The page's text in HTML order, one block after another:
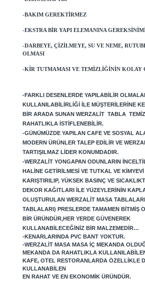
-BAKIM GEREKTIRMEZ
-EKSTRA BIR YAPI ELEMANINA
-DARBEYE, ÇIZILMEYE, SU VE NEME,
OLMASI
-KIR TUTMAMASI VE TEMIZLIĞININ KOLAY
-FARKLI DESENLERDE YAPILABILIR
KULLANILABILIRLIĞI ILE MÜŞTERILERINE
BIR ARADA SUNAN WERZALIT TABLA
RAHATLIKLA ISTIFLENEBILIR.
-GÜNÜMÜZDE YAPILAN CAFE VE SOSYAL
MODERN ÜRÜNLER TALEP EDILIR VE
TARTIŞILMAZ LIDER KONUMDADIR.
-WERZALIT YONGAPAN ODUNLARIN
HALINE GETIRILMESI VE TUTKAL VE
KARIŞTIRILIP, YÜKSEK BASINÇ VE
DEKOR KAĞITLARI ILE YÜZEYLERININ
OLUŞTURULAN WERZALIT MASA
TABLALARI) PRESLERDE TAMAMEN BITMIŞ
BIR ÜRÜNDÜR,HER YERDE GÜVENEREK
KULLANABILECEĞINIZ BIR MALZEMEDIR…
-KENARLARINDA PVC BANT YOKTUR.
-WERZALIT MASA MASA IÇ MEKANDA
MEKANDA DA RAHATLIKLA
KAFE, OTEL RESTORANLARDA ÖZELLIKLE
KULLANABILEN
EN RAHAT VE EN EKONOMIK ÜRÜNDÜR.